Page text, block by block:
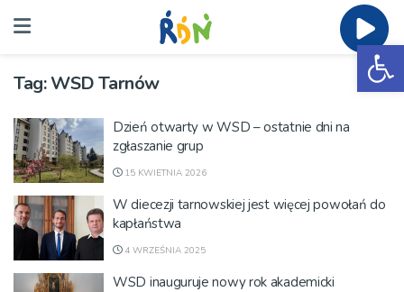
Tag:WSD Tarnów
Dzień otwarty w WSD – ostatnie dni na
zgłaszanie grup
15 KWIETNIA 2026
W diecezji tarnowskiej jest więcej powołań do
kapłaństwa
4 WRZEŚNIA 2025
WSD inauguruje nowy rok akademicki